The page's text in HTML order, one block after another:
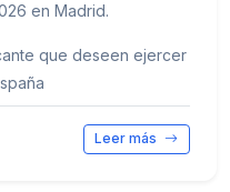
en Madrid.
que deseen ejercer
Leer más